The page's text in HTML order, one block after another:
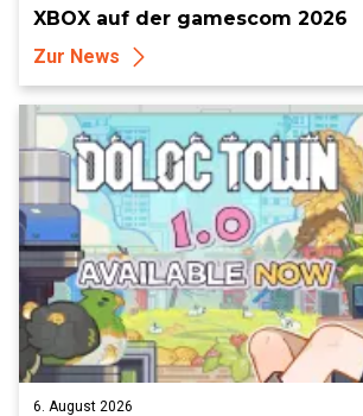
XBOX auf der gamescom 2026
Zur News
6. August 2026